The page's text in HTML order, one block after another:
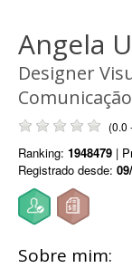
Angela
Designer
Comunicação
(0.0
Ranking: 1948479 |
Registrado desde:
Sobre mim: